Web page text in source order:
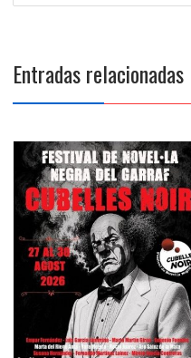
entradas
Entradas relacionadas